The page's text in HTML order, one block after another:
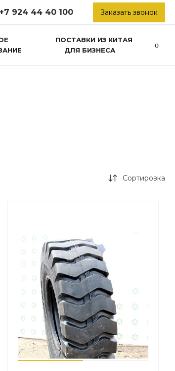
+7 924 44 40 100 Заказать звонок
ПОСТАВКИ ИЗ КИТАЯ
ДЛЯ БИЗНЕСА
Сортировка